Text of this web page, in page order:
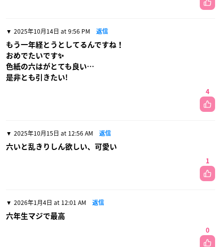
2025年10月14日 at 9:56 PM 返信
もう一年経とうとしてるんですね！
おめでたいです✨️
色紙の六はがとても良い…
是非とも引きたい!
4
2025年10月15日 at 12:56 AM 返信
六いと乱きりしん欲しい、可愛い
1
2026年1月4日 at 12:01 AM 返信
六年生マジで最高
0